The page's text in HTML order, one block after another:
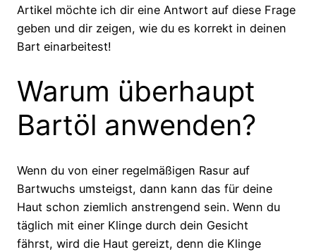
Artikel möchte ich dir eine Antwort auf diese Frage
geben und dir zeigen, wie du es korrekt in deinen
Bart einarbeitest!
Warum überhaupt
Bartöl anwenden?
Wenn du von einer regelmäßigen Rasur auf
Bartwuchs umsteigst, dann kann das für deine
Haut schon ziemlich anstrengend sein. Wenn du
täglich mit einer Klinge durch dein Gesicht
fährst, wird die Haut gereizt, denn die Klinge